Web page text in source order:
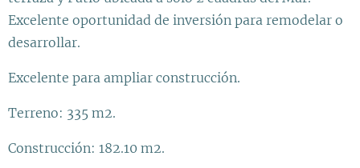
Excelente oportunidad de inversión para remodelar o
desarrollar.
Excelente para ampliar construcción.
Terreno: 335 m2.
Construcción: 182.10 m2.